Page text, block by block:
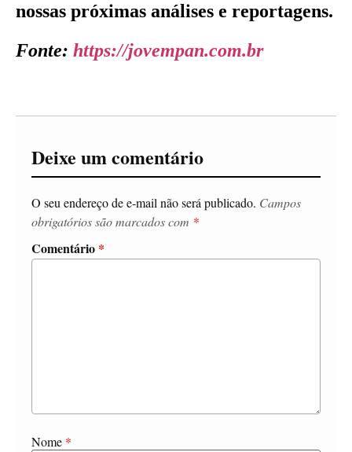
nossas próximas análises e reportagens.
Fonte: https://jovempan.com.br
Deixe um comentário
O seu endereço de e-mail não será publicado. Campos
obrigatórios são marcados com *
Comentário *
Nome *